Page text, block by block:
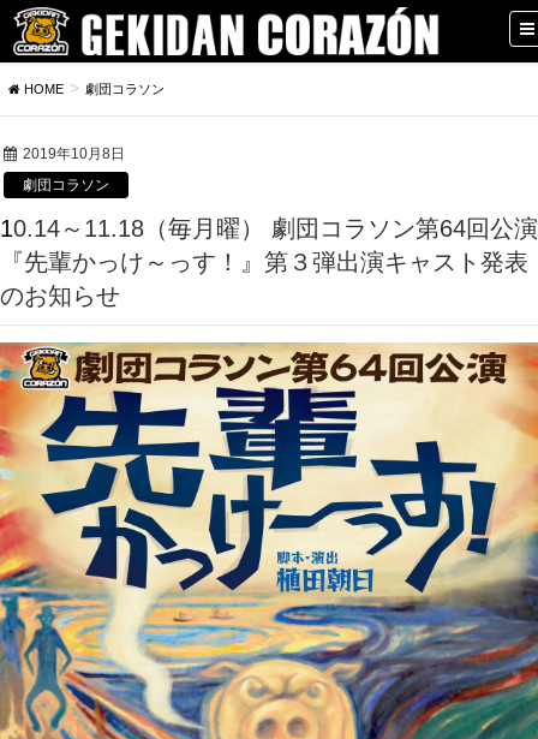
HOME 劇団コラソン
2019年10月8日
劇団コラソン
10.14～11.18（毎月曜） 劇団コラソン第64回公演
『先輩かっけ～っす！』第３弾出演キャスト発表
のお知らせ